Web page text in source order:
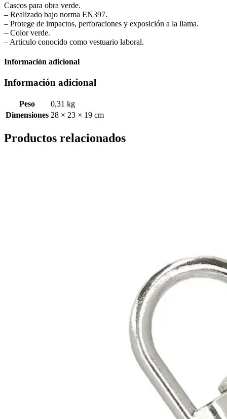
Cascos para obra verde.
– Realizado bajo norma EN397.
– Protege de impactos, perforaciones y exposición a la llama.
– Color verde.
– Articulo conocido como vestuario laboral.
Información adicional
Información adicional
Peso
0,31 kg
Dimensiones 28 × 23 × 19 cm
Productos relacionados